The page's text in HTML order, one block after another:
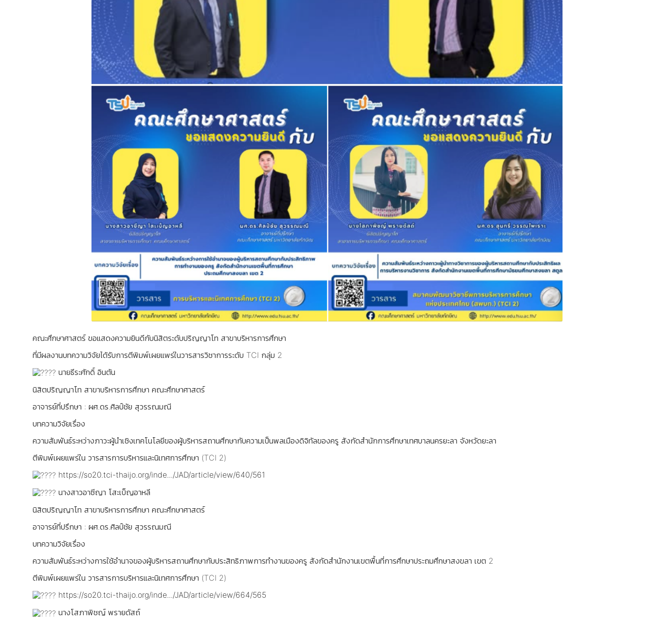
คณะศึกษาศาสตร์ ขอแสดงความยินดีกับนิสิตระดับปริญญาโท สาขาบริหารการศึกษา
ที่มีผลงานบทความวิจัยได้รับการตีพิมพ์เผยแพร่ในวารสารวิชาการระดับ TCI กลุ่ม 2
นายธีระศักดิ์ อินตัน
นิสิตปริญญาโท สาขาบริหารการศึกษา คณะศึกษาศาสตร์
อาจารย์ที่ปรึกษา : ผศ.ดร.ศิลป์ชัย สุวรรณมณี
บทความวิจัยเรื่อง
ความสัมพันธ์ระหว่างภาวะผู้นำเชิงเทคโนโลยีของผู้บริหารสถานศึกษากับความเป็นพลเมืองดิจิทัลของครู สังกัดสำนักการศึกษาเทศบาลนครยะลา จังหวัดยะลา
ตีพิมพ์เผยแพร่ใน วารสารการบริหารและนิเทศการศึกษา (TCI 2)
https://so20.tci-thaijo.org/inde.../JAD/article/view/640/561
นางสาวอาซีญา โสะเบ็ญอาหลี
นิสิตปริญญาโท สาขาบริหารการศึกษา คณะศึกษาศาสตร์
อาจารย์ที่ปรึกษา : ผศ.ดร.ศิลป์ชัย สุวรรณมณี
บทความวิจัยเรื่อง
ความสัมพันธ์ระหว่างการใช้อำนาจของผู้บริหารสถานศึกษากับประสิทธิภาพการทำงานของครู สังกัดสำนักงานเขตพื้นที่การศึกษาประถมศึกษาสงขลา เขต 2
ตีพิมพ์เผยแพร่ใน วารสารการบริหารและนิเทศการศึกษา (TCI 2)
https://so20.tci-thaijo.org/inde.../JAD/article/view/664/565
นางโสภาพิชญ์ พรายดัสถ์